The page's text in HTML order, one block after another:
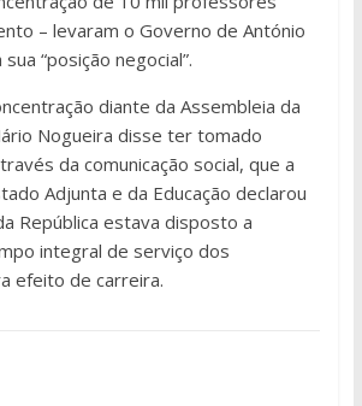
– levaram o Governo de António
“posição negocial”.
diante da Assembleia da
Nogueira disse ter tomado
da comunicação social, que a
Adjunta e da Educação declarou
República estava disposto a
integral de serviço dos
efeito de carreira.